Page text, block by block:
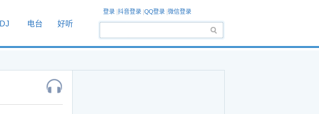
DJ 电台 好听
登录 抖音登录 QQ登录 微信登录